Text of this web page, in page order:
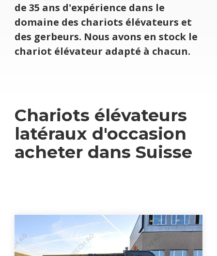
de 35 ans d'ex­pé­rience dans le
domaine des cha­riots élé­va­teurs et
des ger­beurs. Nous avons en stock le
cha­riot élé­va­teur adapté à cha­cun.
Cha­riots élé­va­teurs
laté­raux d'oc­ca­sion
ache­ter dans Suisse